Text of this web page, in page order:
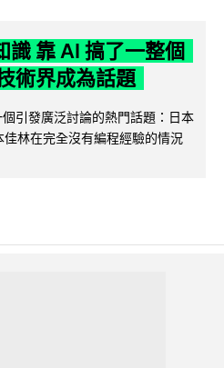
識 靠 AI 搞了一整個
術界成為話題
引發廣泛討論的熱門話題：日本
林在完全沒有編程經驗的情況